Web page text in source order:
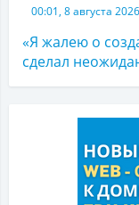
00:01, 8 августа 2026
«Я жалею о
сделал